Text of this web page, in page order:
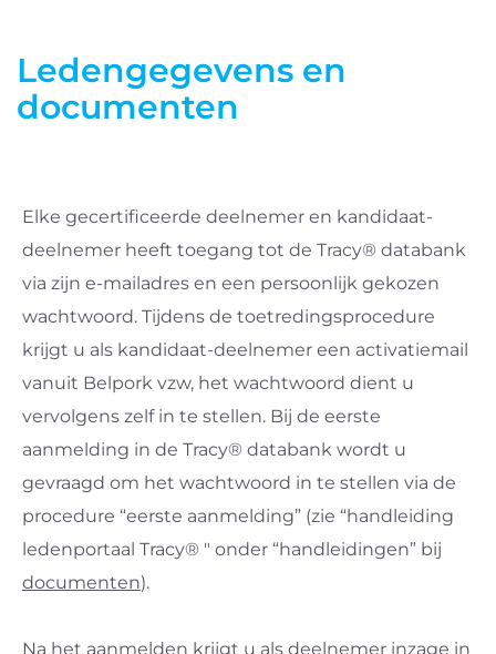
Ledengegevens en
documenten
Elke gecertificeerde deelnemer en kandidaat-
deelnemer heeft toegang tot de Tracy® databank
via zijn e-mailadres en een persoonlijk gekozen
wachtwoord. Tijdens de toetredingsprocedure
krijgt u als kandidaat-deelnemer een activatiemail
vanuit Belpork vzw, het wachtwoord dient u
vervolgens zelf in te stellen. Bij de eerste
aanmelding in de Tracy® databank wordt u
gevraagd om het wachtwoord in te stellen via de
procedure “eerste aanmelding” (zie “handleiding
ledenportaal Tracy® " onder “handleidingen” bij
documenten).
Na het aanmelden krijgt u als deelnemer inzage in